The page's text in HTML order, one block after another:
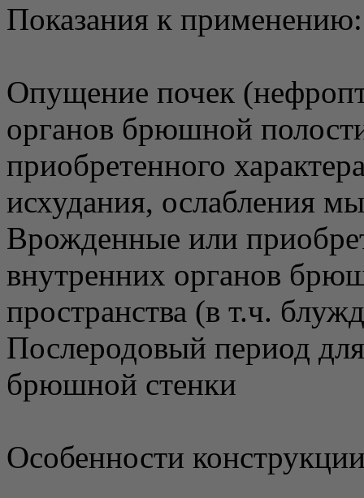
Показания к применению:
Опущение почек
органов брюшной
приобретенного
исхудания, ослабления
Врожденные или
внутренних органов
пространства (в т.ч.
Послеродовый период
брюшной стенки
Особенности